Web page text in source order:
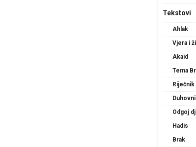
Tekstovi
Ahlak
Vjera i
Akaid
Tema
Riječnik
Odgoj
Hadis
Brak